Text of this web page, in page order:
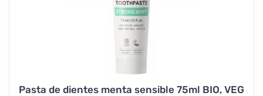
Pasta de dientes menta sensible 75ml BIO, VEG